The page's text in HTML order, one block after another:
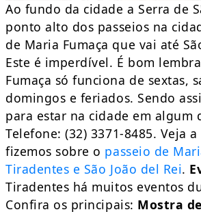
Ao fundo da cidade a Serra de
ponto alto dos passeios na
de Maria Fumaça que vai até
Este é imperdível. É bom
Fumaça só funciona de sextas,
domingos e feriados. Sendo
para estar na cidade em algum
Telefone: (32) 3371-8485. Veja
fizemos sobre o passeio de
Tiradentes e São João del Rei.
Tiradentes há muitos eventos
Confira os principais: Mostra